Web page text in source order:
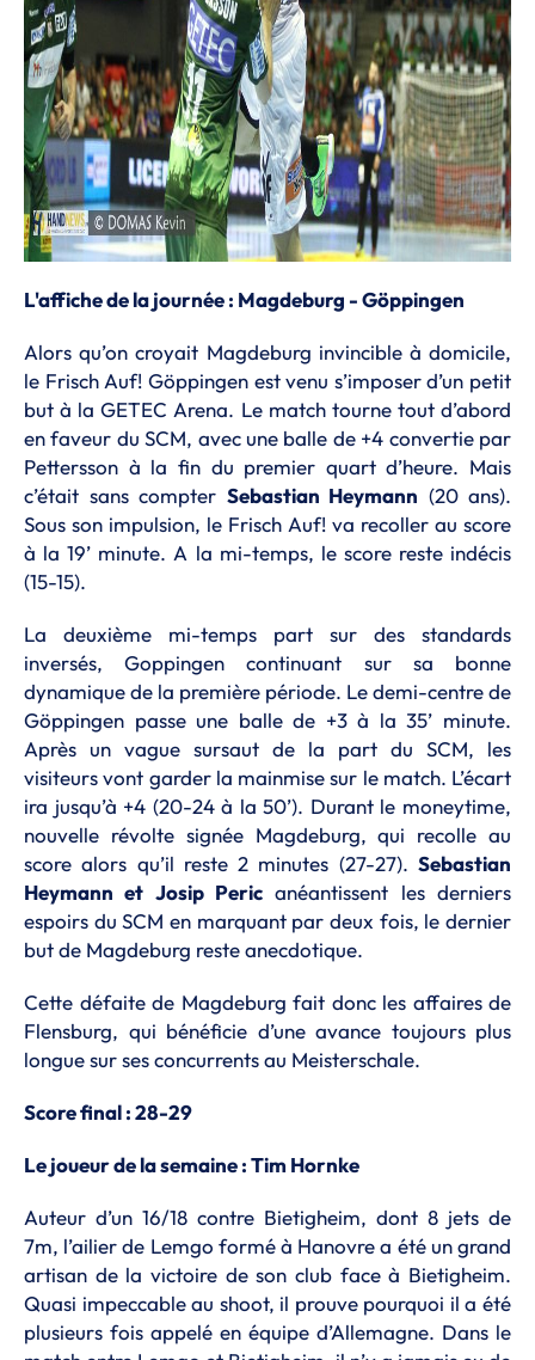
L'affiche de la journée : Magdeburg - Göppingen
Alors qu’on croyait Magdeburg invincible à domicile,
le Frisch Auf! Göppingen est venu s’imposer d’un petit
but à la GETEC Arena. Le match tourne tout d’abord
en faveur du SCM, avec une balle de +4 convertie par
Pettersson à la fin du premier quart d’heure. Mais
c’était sans compter Sebastian Heymann (20 ans).
Sous son impulsion, le Frisch Auf! va recoller au score
à la 19’ minute. A la mi-temps, le score reste indécis
(15-15).
La deuxième mi-temps part sur des standards
inversés, Goppingen continuant sur sa bonne
dynamique de la première période. Le demi-centre de
Göppingen passe une balle de +3 à la 35’ minute.
Après un vague sursaut de la part du SCM, les
visiteurs vont garder la mainmise sur le match. L’écart
ira jusqu’à +4 (20-24 à la 50’). Durant le moneytime,
nouvelle révolte signée Magdeburg, qui recolle au
score alors qu’il reste 2 minutes (27-27). Sebastian
Heymann et Josip Peric anéantissent les derniers
espoirs du SCM en marquant par deux fois, le dernier
but de Magdeburg reste anecdotique.
Cette défaite de Magdeburg fait donc les affaires de
Flensburg, qui bénéficie d’une avance toujours plus
longue sur ses concurrents au Meisterschale.
Score final : 28-29
Le joueur de la semaine : Tim Hornke
Auteur d’un 16/18 contre Bietigheim, dont 8 jets de
7m, l’ailier de Lemgo formé à Hanovre a été un grand
artisan de la victoire de son club face à Bietigheim.
Quasi impeccable au shoot, il prouve pourquoi il a été
plusieurs fois appelé en équipe d’Allemagne. Dans le